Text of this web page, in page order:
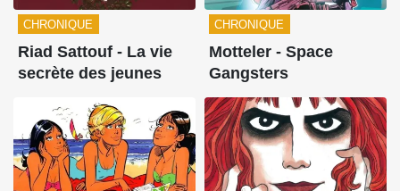
CHRONIQUE
Riad Sattouf - La vie
secrète des jeunes
CHRONIQUE
Motteler - Space
Gangsters